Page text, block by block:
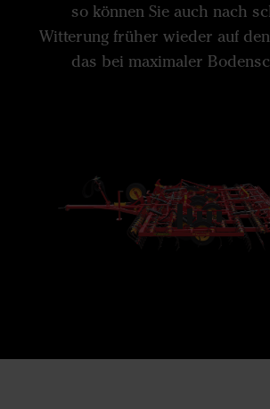
so können Sie auch nach
Witterung früher wieder auf
das bei maximaler